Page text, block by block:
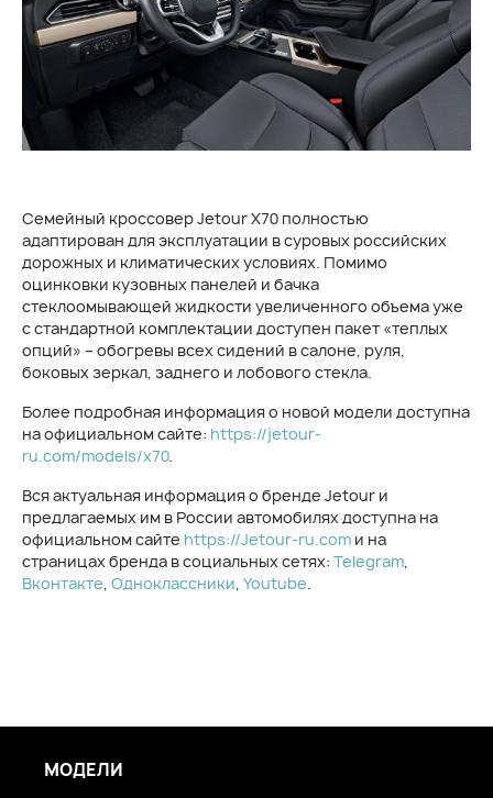
Семейный кроссовер Jetour X70 полностью
адаптирован для эксплуатации в суровых российских
дорожных и климатических условиях. Помимо
оцинковки кузовных панелей и бачка
стеклоомывающей жидкости увеличенного объема уже
с стандартной комплектации доступен пакет «теплых
опций» – обогревы всех сидений в салоне, руля,
боковых зеркал, заднего и лобового стекла.
Более подробная информация о новой модели доступна
на официальном сайте: https://jetour-
ru.com/models/x70.
Вся актуальная информация о бренде Jetour и
предлагаемых им в России автомобилях доступна на
официальном сайте https://Jetour-ru.com и на
страницах бренда в социальных сетях: Telegram,
Вконтакте, Одноклассники, Youtube.
МОДЕЛИ